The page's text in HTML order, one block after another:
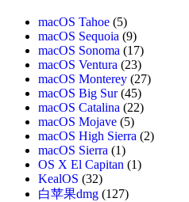
macOS Tahoe (5)
macOS Sequoia (9)
macOS Sonoma (17)
macOS Ventura (23)
macOS Monterey (27)
macOS Big Sur(45)
macOS Catalina (22)
macOS Mojave (5)
macOS High Sierra (2)
macOS Sierra (1)
OS X El Capitan (1)
KealOS (32)
白苹果dmg (127)